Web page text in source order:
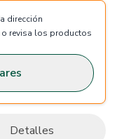
dirección
o revisa los productos
Detalles